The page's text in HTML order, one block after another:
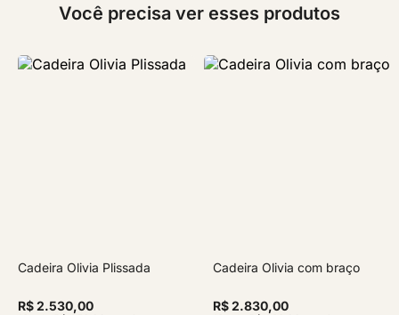
Você precisa ver esses produtos
Cadeira Olivia Plissada
R$ 2.530,00
Cadeira Olivia com braço
R$ 2.830,00